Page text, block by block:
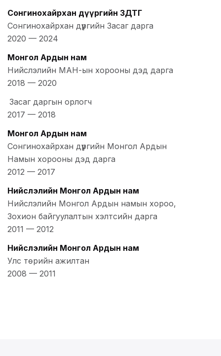
Сонгинохайрхан дүүргийн ЗДТГ
Сонгинохайрхан дүүргийн Засаг дарга
2020 — 2024
Монгол Ардын нам
Нийслэлийн МАН-ын хорооны дэд дарга
2018 — 2020
Засаг даргын орлогч
2017 — 2018
Монгол Ардын нам
Сонгинохайрхан дүүргийн Монгол Ардын
Намын хорооны дэд дарга
2012 — 2017
Нийслэлийн Монгол Ардын нам
Нийслэлийн Монгол Ардын намын хороо,
Зохион байгуулалтын хэлтсийн дарга
2011 — 2012
Нийслэлийн Монгол Ардын нам
Улс төрийн ажилтан
2008 — 2011